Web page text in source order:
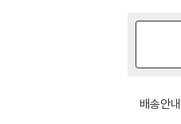
배송안내